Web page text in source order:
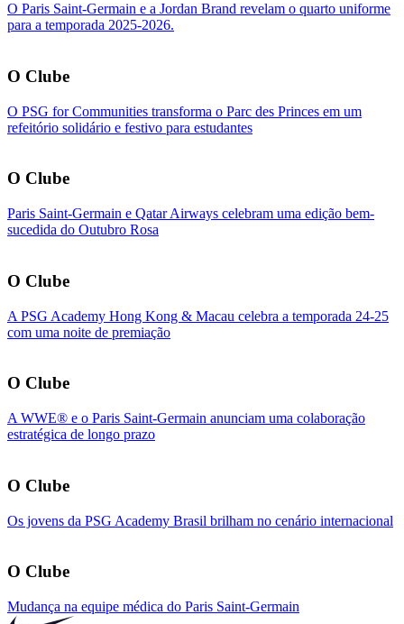
O Paris Saint-Germain e a Jordan Brand revelam o quarto uniforme
para a temporada 2025-2026.
O Clube
O PSG for Communities transforma o Parc des Princes em um
refeitório solidário e festivo para estudantes
O Clube
Paris Saint-Germain e Qatar Airways celebram uma edição bem-
sucedida do Outubro Rosa
O Clube
A PSG Academy Hong Kong & Macau celebra a temporada 24-25
com uma noite de premiação
O Clube
A WWE® e o Paris Saint-Germain anunciam uma colaboração
estratégica de longo prazo
O Clube
Os jovens da PSG Academy Brasil brilham no cenário internacional
O Clube
Mudança na equipe médica do Paris Saint-Germain